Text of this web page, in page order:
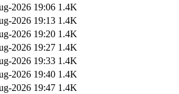
2026 19:06 1.4K
2026 19:13 1.4K
2026 19:20 1.4K
2026 19:27 1.4K
2026 19:33 1.4K
2026 19:40 1.4K
2026 19:47 1.4K